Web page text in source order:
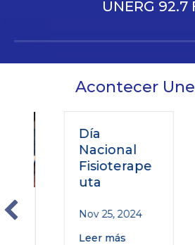
UNERG 92.7
Acontecer
Día
Nacional
Fisioterape
uta
Nov 25, 2024
Leer más